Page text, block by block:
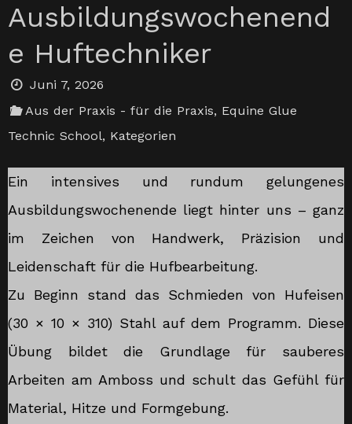
Ausbildungswochenend
e Huftechniker
Juni 7, 2026
Aus der Praxis - für die Praxis, Equine Glue
Technic School, Kategorien
Ein intensives und rundum gelungenes
Ausbildungswochenende liegt hinter uns – ganz
im Zeichen von Handwerk, Präzision und
Leidenschaft für die Hufbearbeitung.
Zu Beginn stand das Schmieden von Hufeisen
(30 × 10 × 310) Stahl auf dem Programm. Diese
Übung bildet die Grundlage für sauberes
Arbeiten am Amboss und schult das Gefühl für
Material, Hitze und Formgebung.